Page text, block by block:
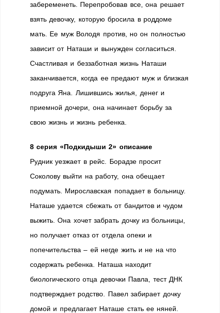
забеременеть. Перепробовав все, она решает
взять девочку, которую бросила в роддоме
мать. Ее муж Володя против, но он полностью
зависит от Наташи и вынужден согласиться.
Счастливая и беззаботная жизнь Наташи
заканчивается, когда ее предают муж и близкая
подруга Яна. Лишившись жилья, денег и
приемной дочери, она начинает борьбу за
свою жизнь и жизнь ребенка.
8 серия «Подкидыши 2» описание
Рудник уезжает в рейс. Борадзе просит
Соколову выйти на работу, она обещает
подумать. Мирославская попадает в больницу.
Наташе удается сбежать от бандитов и чудом
выжить. Она хочет забрать дочку из больницы,
но получает отказ от отдела опеки и
попечительства – ей негде жить и не на что
содержать ребенка. Наташа находит
биологического отца девочки Павла, тест ДНК
подтверждает родство. Павел забирает дочку
домой и предлагает Наташе стать ее няней.